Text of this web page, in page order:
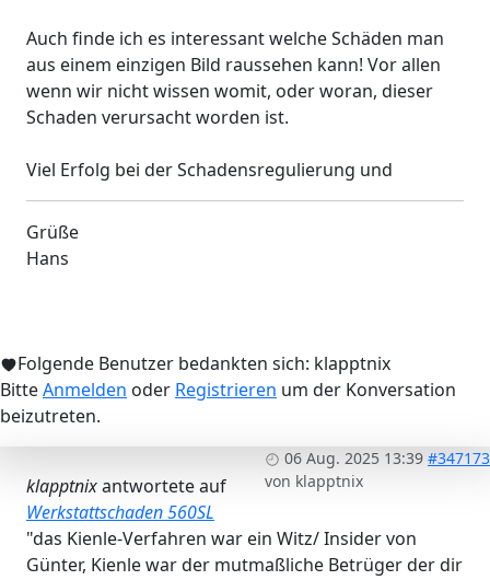
Auch finde ich es interessant welche Schäden man
aus einem einzigen Bild raussehen kann! Vor allen
wenn wir nicht wissen womit, oder woran, dieser
Schaden verursacht worden ist.
Viel Erfolg bei der Schadensregulierung und
Grüße
Hans
Folgende Benutzer bedankten sich: klapptnix
BitteAnmelden oder Registrieren um der Konversation
beizutreten.
06 Aug. 2025 13:39 #347173
von klapptnix
klapptnixantwortete auf
Werkstattschaden 560SL
"das Kienle-Verfahren war ein Witz/ Insider von
Günter, Kienle war der mutmaßliche Betrüger der dir